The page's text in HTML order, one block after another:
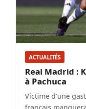
ACTUALITÉS
Real Madrid :
à Pachuca
Victime d’une